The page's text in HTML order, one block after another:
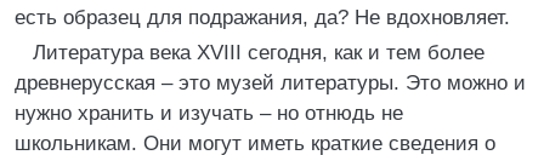
есть образец для подражания, да? Не вдохновляет.
Литература века XVIII сегодня, как и тем более
древнерусская – это музей литературы. Это можно и
нужно хранить и изучать – но отнюдь не
школьникам. Они могут иметь краткие сведения о